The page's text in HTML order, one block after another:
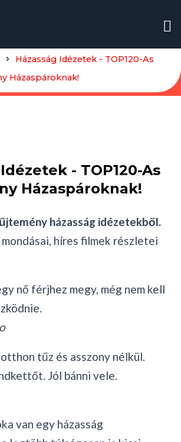
Házasság Idézetek - TOP120-As
Házaspároknak!
- TOP120-As
Házaspároknak!
házasság idézetekből.
híres filmek részletei
nő férjhez megy, még nem kell
otthon tűz és asszony nélkül.
Jól bánni vele.
van egy házasság